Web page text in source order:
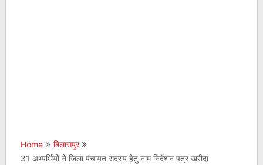
Home
बिलासपुर
31 अभ्यर्थियों ने जिला पंचायत सदस्य हेतु नाम निर्देशन पत्र खरीदा